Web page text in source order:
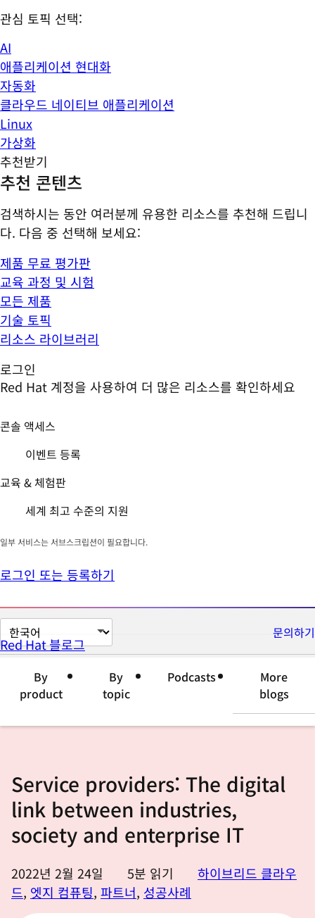
관심 토픽 선택:
AI
애플리케이션 현대화
자동화
클라우드 네이티브 애플리케이션
Linux
가상화
추천받기
추천 콘텐츠
검색하시는 동안 여러분께 유용한 리소스를 추천해 드립니
다. 다음 중 선택해 보세요:
제품 무료 평가판
교육 과정 및 시험
모든 제품
기술 토픽
리소스 라이브러리
로그인
Red Hat 계정을 사용하여 더 많은 리소스를 확인하세요
콘솔 액세스
이벤트 등록
교육 & 체험판
세계 최고 수준의 지원
일부 서비스는 서브스크립션이 필요합니다.
로그인 또는 등록하기
페
이
변
문의하기
Red Hat 블로그
By
product
By
topic
Podcasts
More
blogs
Service providers: The digital
link between industries,
society and enterprise IT
2022년 2월 24일 5분 읽기
하이브리드 클라우
드, 엣지 컴퓨팅, 파트너, 성공사례